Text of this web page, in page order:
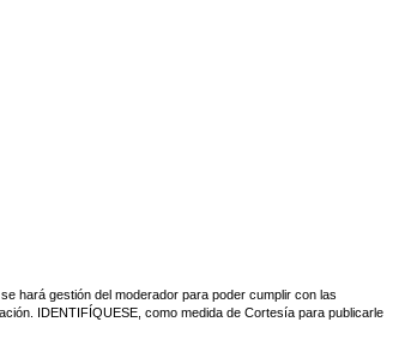
hará gestión del moderador para poder cumplir con las
IDENTIFÍQUESE, como medida de Cortesía para publicarle